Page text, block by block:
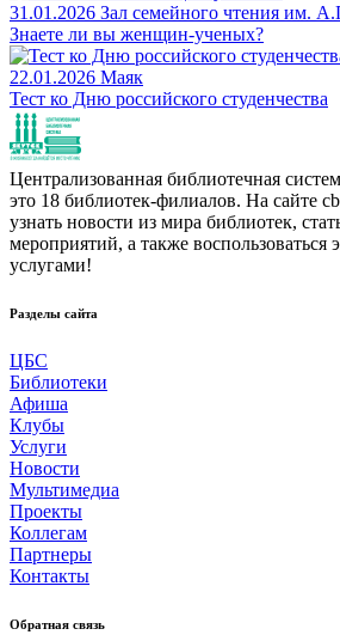
31.01.2026 Зал семейного чтения им.
Знаете ли вы женщин-ученых?
22.01.2026 Маяк
Тест ко Дню российского студенчества
Централизованная библиотечная
это 18 библиотек-филиалов. На сайте
узнать новости из мира библиотек,
мероприятий, а также воспользоваться
услугами!
Разделы сайта
ЦБС
Библиотеки
Афиша
Клубы
Услуги
Новости
Мультимедиа
Проекты
Коллегам
Партнеры
Контакты
Обратная связь